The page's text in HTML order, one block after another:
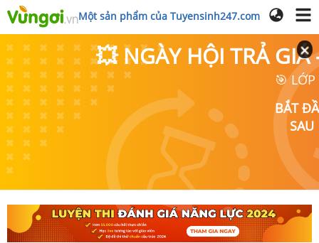
Một sản phẩm của Tuyensinh247.com
💥 NGÀY HỘI TRẢ GIÁ
🎯
BẮT
SAU